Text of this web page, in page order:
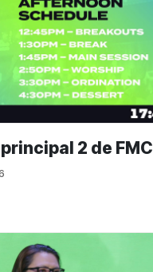
2 de FMC